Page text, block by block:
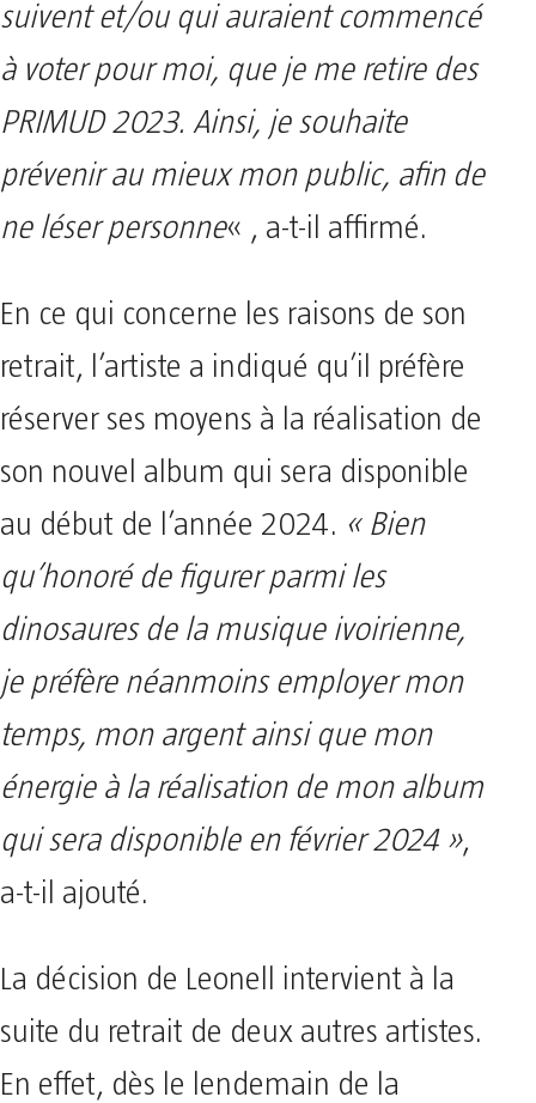
suivent et/ou qui auraient commencé
à voter pour moi, que je me retire des
PRIMUD 2023. Ainsi, je souhaite
prévenir au mieux mon public, afin de
ne léser personne« , a-t-il affirmé.
En ce qui concerne les raisons de son
retrait, l’artiste a indiqué qu’il préfère
réserver ses moyens à la réalisation de
son nouvel album qui sera disponible
au début de l’année 2024. « Bien
qu’honoré de figurer parmi les
dinosaures de la musique ivoirienne,
je préfère néanmoins employer mon
temps, mon argent ainsi que mon
énergie à la réalisation de mon album
qui sera disponible en février 2024 »,
a-t-il ajouté.
La décision de Leonell intervient à la
suite du retrait de deux autres artistes.
En effet, dès le lendemain de la